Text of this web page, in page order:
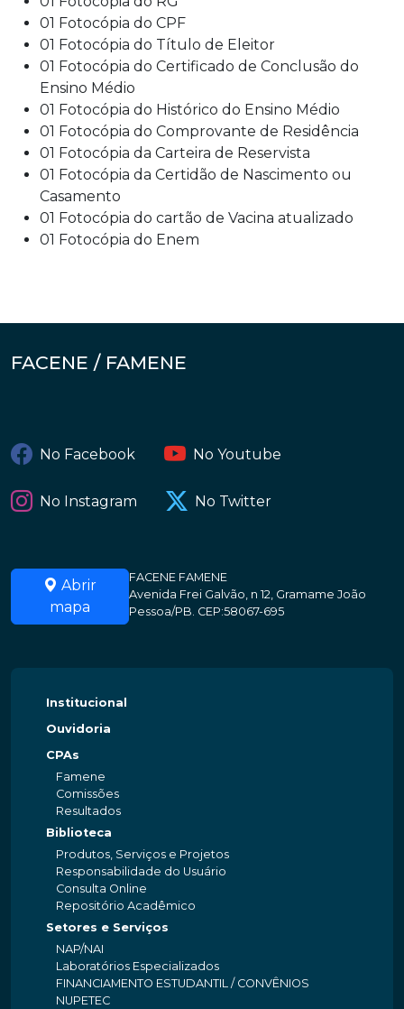
01 Fotocópia do CPF
01 Fotocópia do Título de Eleitor
01 Fotocópia do Certificado de Conclusão do
Ensino Médio
01 Fotocópia do Histórico do Ensino Médio
01 Fotocópia do Comprovante de Residência
01 Fotocópia da Carteira de Reservista
01 Fotocópia da Certidão de Nascimento ou
Casamento
01 Fotocópia do cartão de Vacina atualizado
01 Fotocópia do Enem
FACENE / FAMENE
No Facebook No Youtube
No Instagram No Twitter
Abrir
mapa
FACENE FAMENE
Avenida Frei Galvão, n 12, Gramame João
Pessoa/PB. CEP:58067-695
Institucional
Ouvidoria
CPAs
Famene
Comissões
Resultados
Biblioteca
Produtos, Serviços e Projetos
Responsabilidade do Usuário
Consulta Online
Repositório Acadêmico
Setores e Serviços
NAP/NAI
Laboratórios Especializados
FINANCIAMENTO ESTUDANTIL / CONVÊNIOS
NUPETEC